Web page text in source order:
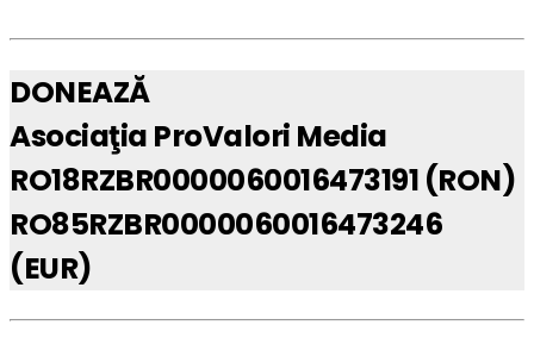
DONEAZĂ
Asociaţia ProValori Media
RO18RZBR0000060016473191 (RON)
RO85RZBR0000060016473246
(EUR)